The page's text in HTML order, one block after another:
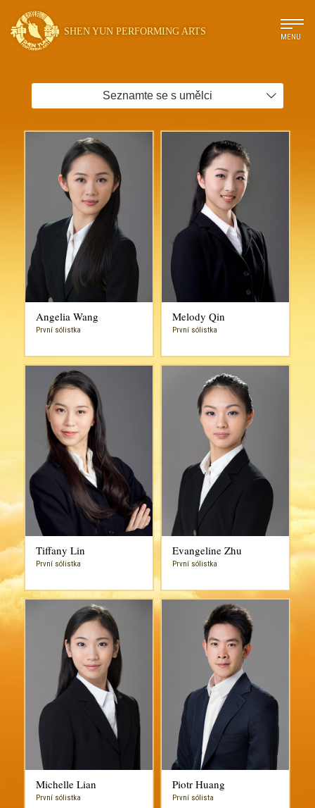
SHEN YUN PERFORMING ARTS
MENU
Seznamte se s umělci
Angelia Wang
První sólistka
Melody Qin
První sólistka
Tiffany Lin
První sólistka
Evangeline Zhu
První sólistka
Michelle Lian
První sólistka
Piotr Huang
První sólista